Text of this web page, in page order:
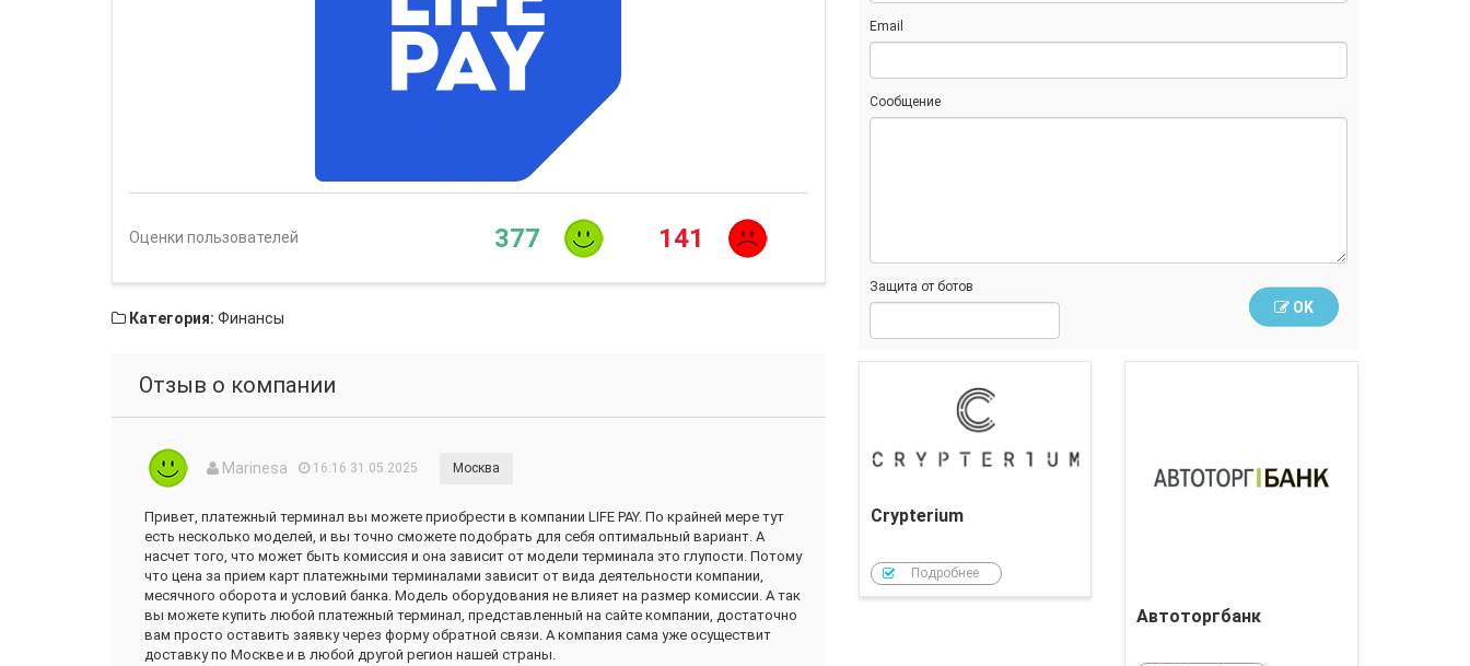
Оценки пользователей 377 141
Категория: Финансы
Отзыв о компании
Marinesa 16:16 31.05.2025 Москва
Привет, платежный терминал вы можете приобрести в компании LIFE PAY. По крайней мере тут
есть несколько моделей, и вы точно сможете подобрать для себя оптимальный вариант. А
насчет того, что может быть комиссия и она зависит от модели терминала это глупости. Потому
что цена за прием карт платежными терминалами зависит от вида деятельности компании,
месячного оборота и условий банка. Модель оборудования не влияет на размер комиссии. А так
вы можете купить любой платежный терминал, представленный на сайте компании, достаточно
вам просто оставить заявку через форму обратной связи. А компания сама уже осуществит
доставку по Москве и в любой другой регион нашей страны.
Email
Сообщение
Защита от ботов
OK
Crypterium
Подробнее
Автоторгбанк